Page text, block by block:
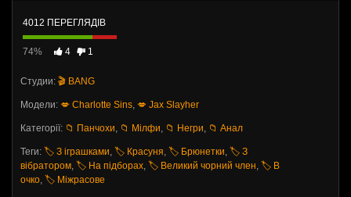
4012 ПЕРЕГЛЯДІВ
74% 4 1
Студии: 🎬 BANG
Модели: 💋 Charlotte Sins, 💋 Jax Slayher
Категорії: 📁 Панчохи, 📁 Мілфи, 📁 Негри, 📁 Анал
Теги: 🏷️ З іграшками, 🏷️ Красуня, 🏷️ Брюнетки, 🏷️ З
вібратором, 🏷️ На підборах, 🏷️ Великий чорний член, 🏷️ В
очко, 🏷️ Міжрасове